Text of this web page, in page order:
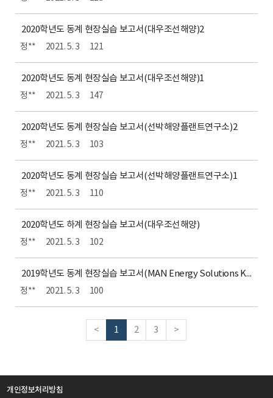
2020학년도 동계 현장실습 보고서(대우조선해양)2
정** 2021. 5. 3 121
2020학년도 동계 현장실습 보고서(대우조선해양)1
정** 2021. 5. 3 147
2020학년도 동계 현장실습 보고서(선박해양플랜트연구소)2
정** 2021. 5. 3 103
2020학년도 동계 현장실습 보고서(선박해양플랜트연구소)1
정** 2021. 5. 3 110
2020학년도 하계 현장실습 보고서(대우조선해양)
정** 2021. 5. 3 102
2019학년도 동계 현장실습 보고서(MAN Energy Solutions Korea)
정** 2021. 5. 3 100
< 1 2 3 >
개인정보처리방침